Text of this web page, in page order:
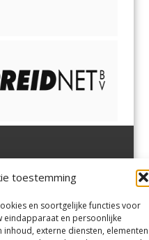
toestemming
en soortgelijke functies voor
eindapparaat en persoonlijke
inhoud, externe diensten, elementen
Velserbroek,Velsen-Zuid,
Zuid,Driehuisen
Spaarnwoude.